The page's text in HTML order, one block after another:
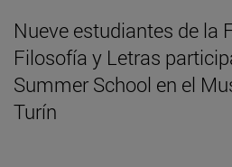
Nueve estudiantes de la
Filosofía y Letras
Summer School en el
Turín